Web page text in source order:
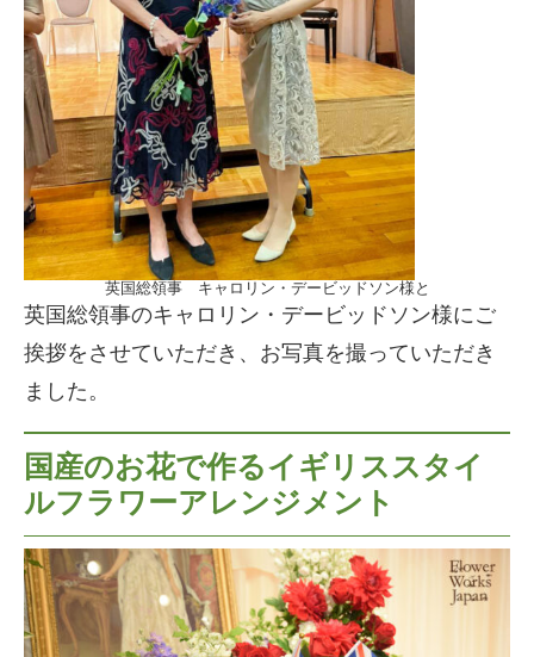
英国総領事 キャロリン・デービッドソン様と
英国総領事のキャロリン・デービッドソン様にご
挨拶をさせていただき、お写真を撮っていただき
ました。
国産のお花で作るイギリススタイ
ルフラワーアレンジメント